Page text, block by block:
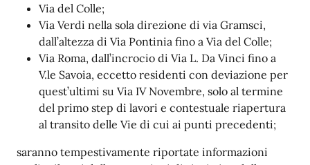
Via del Colle;
Via Verdi nella sola direzione di via Gramsci,
dall’altezza di Via Pontinia fino a Via del Colle;
Via Roma, dall’incrocio di Via L. Da Vinci fino a
V.le Savoia, eccetto residenti con deviazione per
quest’ultimi su Via IV Novembre, solo al termine
del primo step di lavori e contestuale riapertura
al transito delle Vie di cui ai punti precedenti;
saranno tempestivamente riportate informazioni